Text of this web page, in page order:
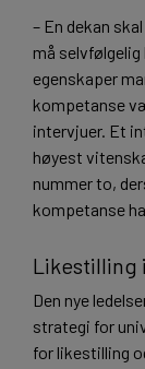
– En dekan
må
egenskaper
kompetanse
intervjuer. Et
høyest
nummer to,
kompetanse
Likestilling
Den nye
strategi for
for likestilling